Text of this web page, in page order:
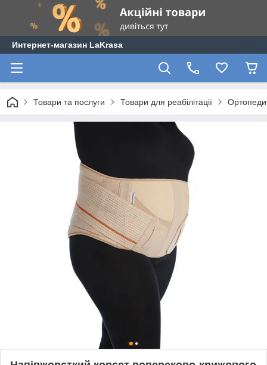
Интернет-магазин LaKrasa
Товари та послуги Товари для реабілітації